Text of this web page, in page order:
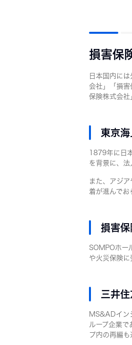
損害保
日本国内に
会社」「損害
保険株式会社
東京
1879年に日
を背景に、法
また、アジ
着が進んでお
損害
SOMPOホー
や火災保険に
三井
MS&ADイン
ループ企業
プ内の再編も